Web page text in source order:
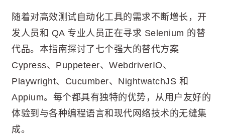
随着对高效测试自动化工具的需求不断增长，开
发人员和 QA 专业人员正在寻求 Selenium 的替
代品。本指南探讨了七个强大的替代方案
Cypress、Puppeteer、WebdriverIO、
Playwright、Cucumber、NightwatchJS 和
Appium。每个都具有独特的优势，从用户友好的
体验到与各种编程语言和现代网络技术的无缝集
成。